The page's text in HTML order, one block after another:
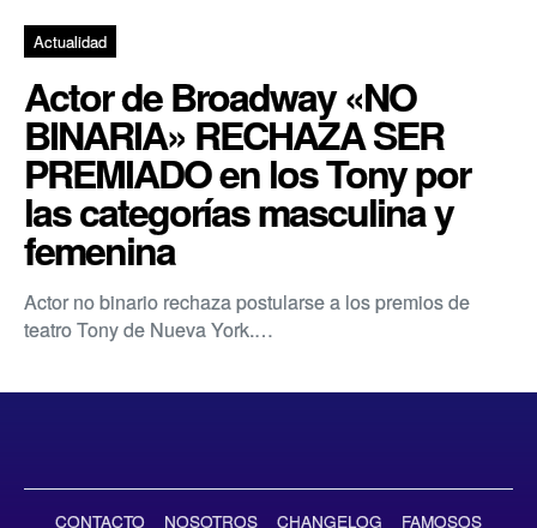
Actualidad
Actor de Broadway «NO
BINARIA» RECHAZA SER
PREMIADO en los Tony por
las categorías masculina y
femenina
Actor no binario rechaza postularse a los premios de
teatro Tony de Nueva York.…
CONTACTO NOSOTROS CHANGELOG FAMOSOS